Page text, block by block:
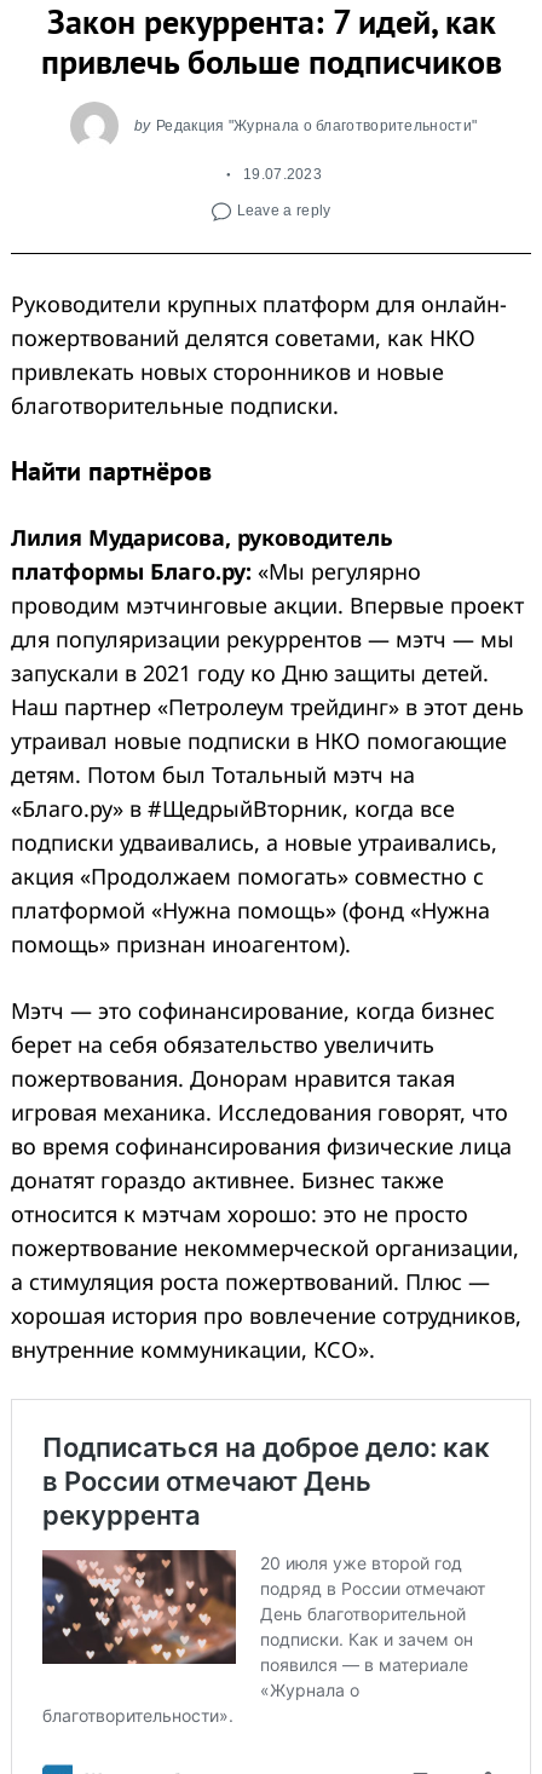
Закон рекуррента: 7 идей, как
привлечь больше подписчиков
by Редакция "Журнала о благотворительности"
19.07.2023
Leave a reply
Руководители крупных платформ для онлайн-
пожертвований делятся советами, как НКО
привлекать новых сторонников и новые
благотворительные подписки.
Найти партнёров
Лилия Мударисова, руководитель
платформы Благо.ру: «Мы регулярно
проводим мэтчинговые акции. Впервые проект
для популяризации рекуррентов — мэтч — мы
запускали в 2021 году ко Дню защиты детей.
Наш партнер «Петролеум трейдинг» в этот день
утраивал новые подписки в НКО помогающие
детям. Потом был Тотальный мэтч на
«Благо.ру» в #ЩедрыйВторник, когда все
подписки удваивались, а новые утраивались,
акция «Продолжаем помогать» совместно с
платформой «Нужна помощь» (фонд «Нужна
помощь» признан иноагентом).
Мэтч — это софинансирование, когда бизнес
берет на себя обязательство увеличить
пожертвования. Донорам нравится такая
игровая механика. Исследования говорят, что
во время софинансирования физические лица
донатят гораздо активнее. Бизнес также
относится к мэтчам хорошо: это не просто
пожертвование некоммерческой организации,
а стимуляция роста пожертвований. Плюс —
хорошая история про вовлечение сотрудников,
внутренние коммуникации, КСО».